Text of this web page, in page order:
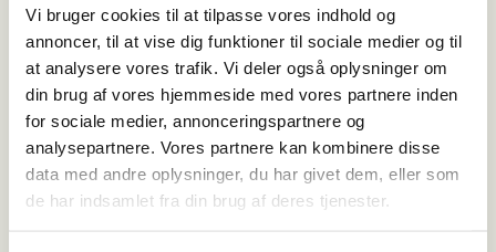
Vi bruger cookies til at tilpasse vores indhold og
annoncer, til at vise dig funktioner til sociale medier og til
at analysere vores trafik. Vi deler også oplysninger om
din brug af vores hjemmeside med vores partnere inden
for sociale medier, annonceringspartnere og
analysepartnere. Vores partnere kan kombinere disse
data med andre oplysninger, du har givet dem, eller som
de har indsamlet fra din brug af deres tjenester.
Udgravning i Ringkøbing
De næste uger vil arkæologerne fra ArkVest v. Ringkøbing-Skjern
Museum og Vardemuseerne foretage en spændende udgravning ved
Amtsmandens Allé i Ringkøbing. Udgravningen forventes at tage ca. 14
dage for arkæologerne.